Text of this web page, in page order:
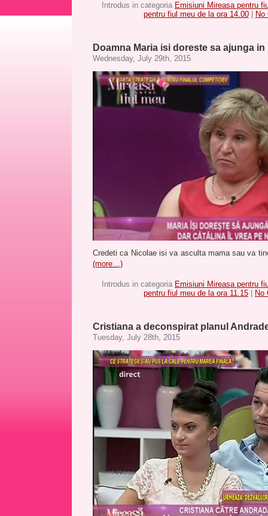
Introdus in categoria Emisiuni Mireasa pentru
pentru fiul meu de la ora 14.00| No
Doamna Maria isi doreste sa ajunga in
Wednesday, July 29th, 2015
Credeti ca Nicolae isi va asculta mama sau va
(more…)
Introdus in categoria Emisiuni Mireasa pentru
pentru fiul meu de la ora 11.15
No
Cristiana a deconspirat planul
Tuesday, July 28th, 2015